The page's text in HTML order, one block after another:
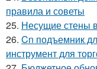
правила и советы
25. Несущие стены
26. Cn подъемник
инструмент для